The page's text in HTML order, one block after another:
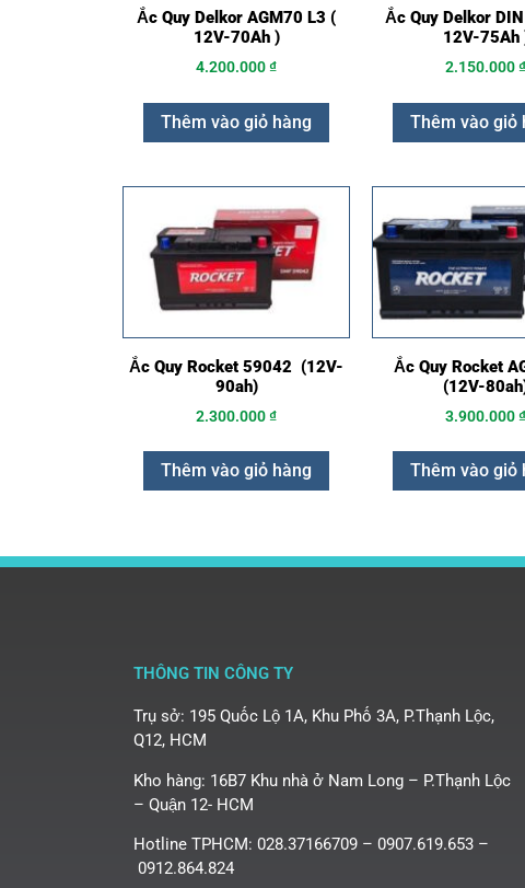
Ắc Quy Delkor AGM70 L3 (
12V-70Ah )
4.200.000₫
Thêm vào giỏ hàng
Ắc Quy Delkor
12V-75Ah
2.150.000₫
Thêm vào giỏ
Ắc Quy Rocket 59042 (12V-
90ah)
2.300.000₫
Thêm vào giỏ hàng
Ắc Quy Rocket
(12V-
3.900.000₫
Thêm vào giỏ
THÔNG TIN CÔNG TY
Trụ sở: 195 Quốc Lộ 1A, Khu Phố 3A, P.Thạnh Lộc,
Q12, HCM
Kho hàng: 16B7 Khu nhà ở Nam Long – P.Thạnh Lộc
– Quận 12- HCM
Hotline TPHCM: 028.37166709 – 0907.619.653 –
0912.864.824